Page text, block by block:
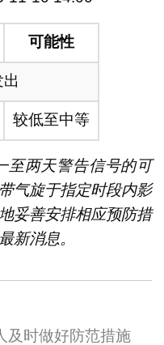
可能性
较低至中等
至两天警告信号的可
气旋于指定时段内影
妥善安排相应预防措
新消息。
及时做好防范措施